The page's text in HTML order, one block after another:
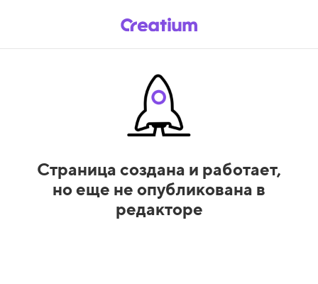
Страница создана и работает,
но еще не опубликована в
редакторе